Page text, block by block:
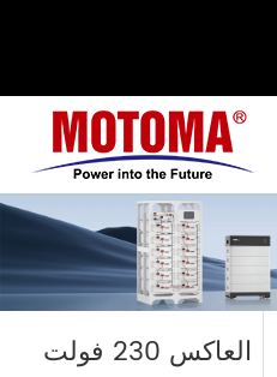
العاكس 230 فولت